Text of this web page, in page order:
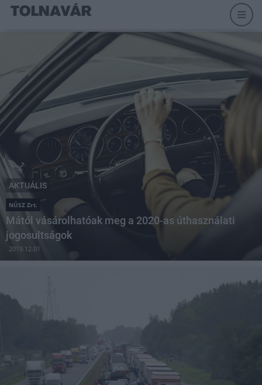
AKTUÁLIS
NÚSZ Zrt.
Mától vásárolhatóak meg a 2020-as úthasználati
jogosultságok
2019.12.01